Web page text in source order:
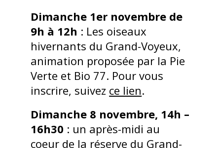
Dimanche 1er novembre de
9h à 12h : Les oiseaux
hivernants du Grand-Voyeux,
animation proposée par la Pie
Verte et Bio 77. Pour vous
inscrire, suivez ce lien.
Dimanche 8 novembre, 14h –
16h30 : un après-midi au
coeur de la réserve du Grand-